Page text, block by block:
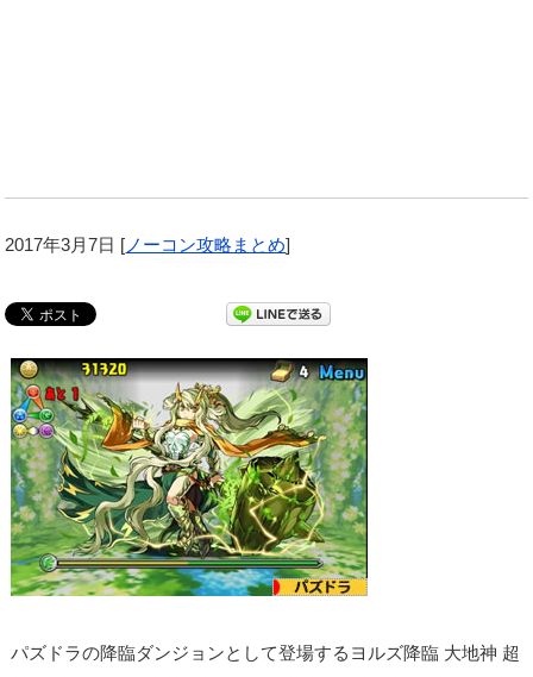
2017年3月7日 [ ノーコン攻略まとめ]
パズドラの降臨ダンジョンとして登場するヨルズ降臨 大地神 超